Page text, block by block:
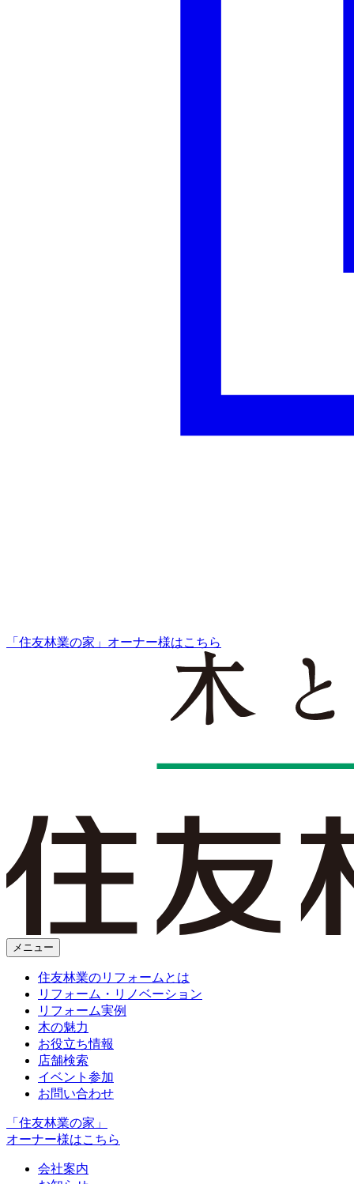
「住友林業の家」オーナー様はこちら
メニュー
住友林業のリフォームとは
リフォーム・リノベーション
リフォーム実例
木の魅力
お役立ち情報
店舗検索
イベント参加
お問い合わせ
「住友林業の家」
オーナー様はこちら
会社案内